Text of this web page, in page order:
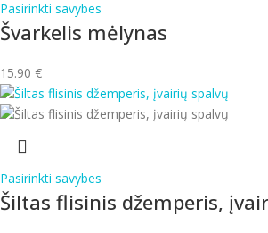
Pasirinkti savybes
Švarkelis mėlynas
15.90 €
Pasirinkti savybes
Šiltas flisinis džemperis,